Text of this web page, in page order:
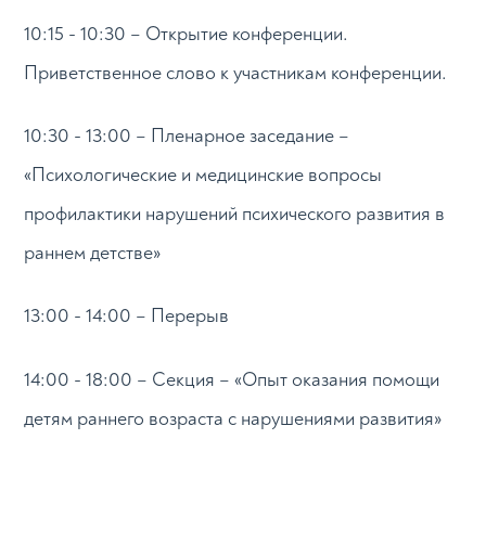
10:15 - 10:30 – Открытие конференции.
Приветственное слово к участникам конференции.
10:30 - 13:00 – Пленарное заседание –
«Психологические и медицинские вопросы
профилактики нарушений психического развития в
раннем детстве»
13:00 - 14:00 – Перерыв
14:00 - 18:00 – Секция – «Опыт оказания помощи
детям раннего возраста с нарушениями развития»